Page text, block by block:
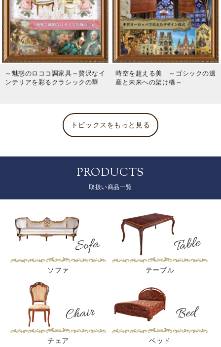
～魅惑のロココ調家具～贅沢なイ
ンテリアを彩るクラシックの華
時空を超える美 ～ゴシックの遺
産と未来への架け橋～
トピックスをもっと見る
PRODUCTS
取扱い商品一覧
ソファ テーブル
チェア ベッド